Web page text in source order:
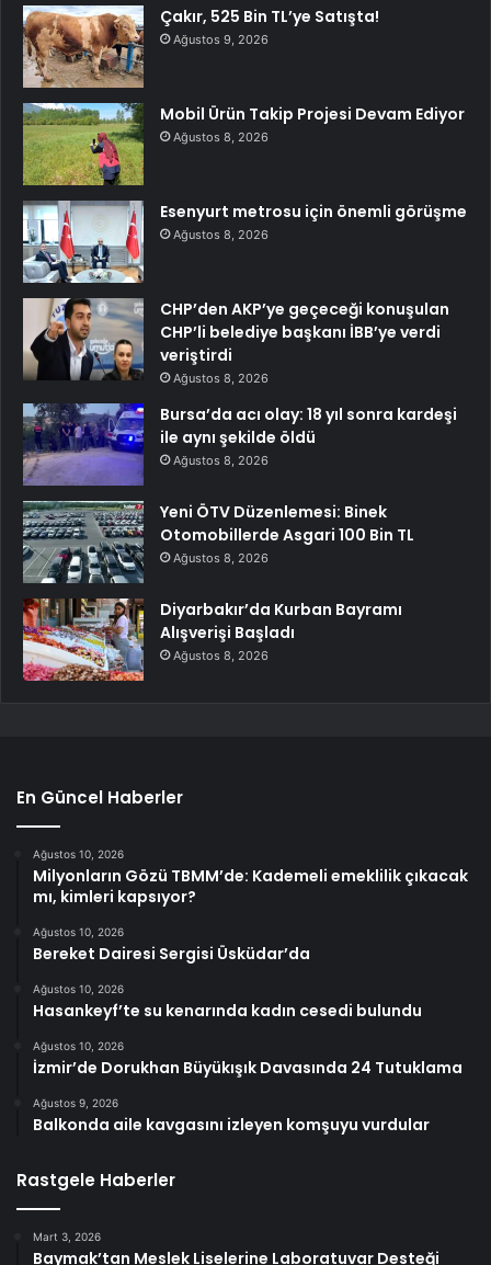
Çakır, 525 Bin TL’ye Satışta!
Ağustos 9, 2026
Mobil Ürün Takip Projesi Devam Ediyor
Ağustos 8, 2026
Esenyurt metrosu için önemli görüşme
Ağustos 8, 2026
CHP’den AKP’ye geçeceği konuşulan
CHP’li belediye başkanı İBB’ye verdi
veriştirdi
Ağustos 8, 2026
Bursa’da acı olay: 18 yıl sonra kardeşi
ile aynı şekilde öldü
Ağustos 8, 2026
Yeni ÖTV Düzenlemesi: Binek
Otomobillerde Asgari 100 Bin TL
Ağustos 8, 2026
Diyarbakır’da Kurban Bayramı
Alışverişi Başladı
Ağustos 8, 2026
En Güncel Haberler
Ağustos 10, 2026
Milyonların Gözü TBMM’de: Kademeli emeklilik çıkacak
mı, kimleri kapsıyor?
Ağustos 10, 2026
Bereket Dairesi Sergisi Üsküdar’da
Ağustos 10, 2026
Hasankeyf’te su kenarında kadın cesedi bulundu
Ağustos 10, 2026
İzmir’de Dorukhan Büyükışık Davasında 24 Tutuklama
Ağustos 9, 2026
Balkonda aile kavgasını izleyen komşuyu vurdular
Rastgele Haberler
Mart 3, 2026
Baymak’tan Meslek Liselerine Laboratuvar Desteği